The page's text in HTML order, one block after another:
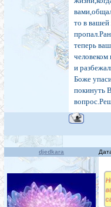
то в вашей
теперь
и
Боже
покинуть
djedkara